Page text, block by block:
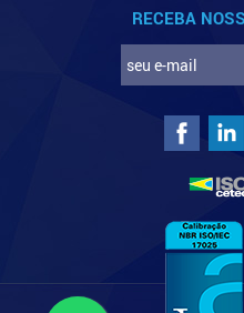
RECEBA